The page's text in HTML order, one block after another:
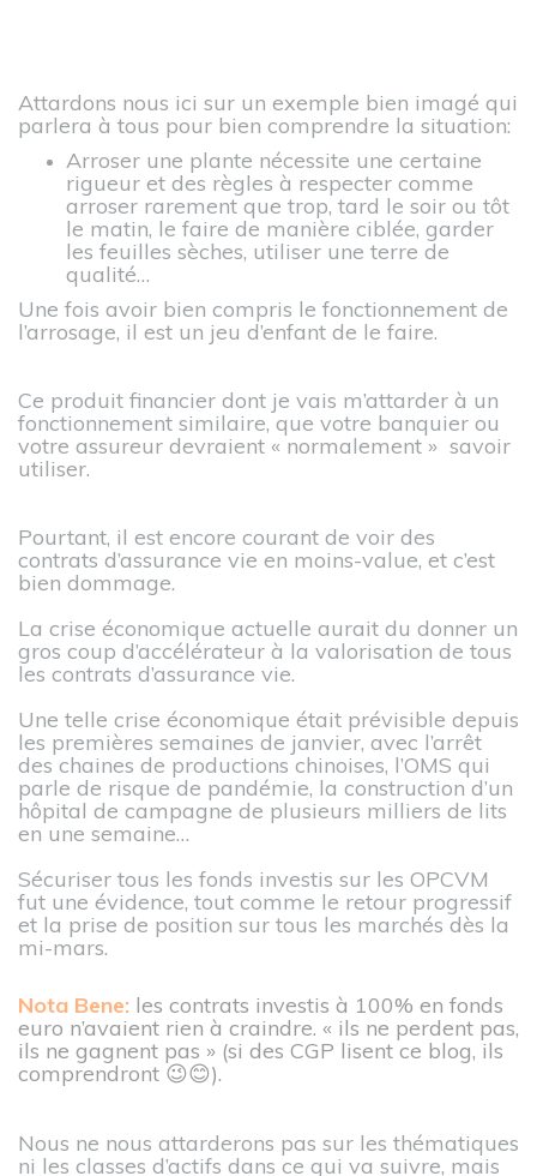
Attardons nous ici sur un exemple bien imagé qui
parlera à tous pour bien comprendre la situation:
Arroser une plante nécessite une certaine
rigueur et des règles à respecter comme
arroser rarement que trop, tard le soir ou tôt
le matin, le faire de manière ciblée, garder
les feuilles sèches, utiliser une terre de
qualité…
Une fois avoir bien compris le fonctionnement de
l’arrosage, il est un jeu d’enfant de le faire.
Ce produit financier dont je vais m’attarder à un
fonctionnement similaire, que votre banquier ou
votre assureur devraient « normalement » savoir
utiliser.
Pourtant, il est encore courant de voir des
contrats d’assurance vie en moins-value, et c’est
bien dommage.
La crise économique actuelle aurait du donner un
gros coup d’accélérateur à la valorisation de tous
les contrats d’assurance vie.
Une telle crise économique était prévisible depuis
les premières semaines de janvier, avec l’arrêt
des chaines de productions chinoises, l’OMS qui
parle de risque de pandémie, la construction d’un
hôpital de campagne de plusieurs milliers de lits
en une semaine…
Sécuriser tous les fonds investis sur les OPCVM
fut une évidence, tout comme le retour progressif
et la prise de position sur tous les marchés dès la
mi-mars.
Nota Bene: les contrats investis à 100% en fonds
euro n’avaient rien à craindre. « ils ne perdent pas,
ils ne gagnent pas » (si des CGP lisent ce blog, ils
comprendront 😉😊).
Nous ne nous attarderons pas sur les thématiques
ni les classes d’actifs dans ce qui va suivre, mais